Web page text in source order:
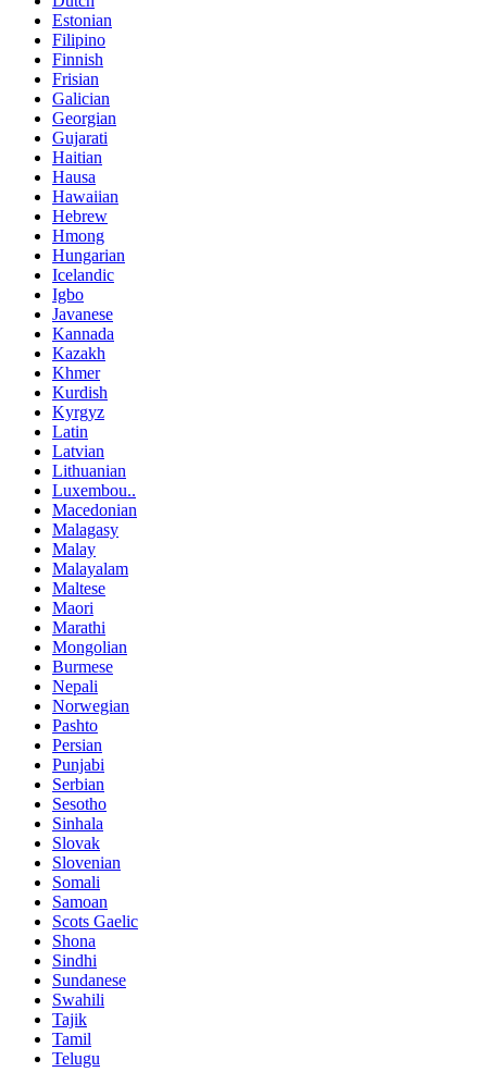
Estonian
Filipino
Finnish
Frisian
Galician
Georgian
Gujarati
Haitian
Hausa
Hawaiian
Hebrew
Hmong
Hungarian
Icelandic
Igbo
Javanese
Kannada
Kazakh
Khmer
Kurdish
Kyrgyz
Latin
Latvian
Lithuanian
Luxembou..
Macedonian
Malagasy
Malay
Malayalam
Maltese
Maori
Marathi
Mongolian
Burmese
Nepali
Norwegian
Pashto
Persian
Punjabi
Serbian
Sesotho
Sinhala
Slovak
Slovenian
Somali
Samoan
Scots Gaelic
Shona
Sindhi
Sundanese
Swahili
Tajik
Tamil
Telugu